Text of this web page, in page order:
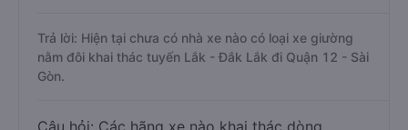
Trả lời: Hiện tại chưa có nhà xe nào có loại xe giường
nằm đôi khai thác tuyến Lắk - Đắk Lắk đi Quận 12 - Sài
Gòn.
Câu hỏi: Các hãng xe nào khai thác dòng